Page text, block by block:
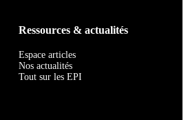
Ressources & actualités
Espace articles
Nos actualités
Tout sur les EPI